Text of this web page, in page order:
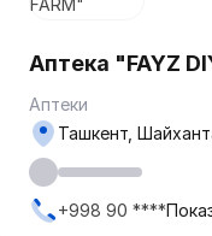
Аптека "FAYZ
Аптеки
Ташкент,
+998 90 ****